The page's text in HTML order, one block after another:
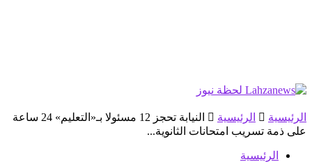
الرئيسية الرئيسية
النيابة تحجز 12 مسئولا بـ«التعليم» 24 ساعة
على ذمة تسريب امتحانات الثانوية...
الرئيسية